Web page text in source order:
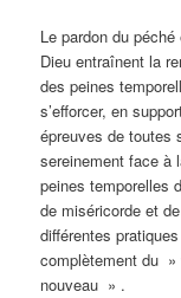
Le pardon du
Dieu entraînent la
des peines
s’efforcer, en
épreuves de toutes
sereinement face à
peines temporelles
de miséricorde et
différentes
complètement du
nouveau » .